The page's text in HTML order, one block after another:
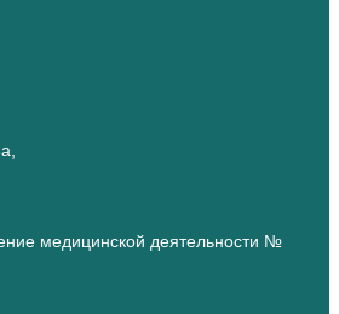
медицинской деятельности №